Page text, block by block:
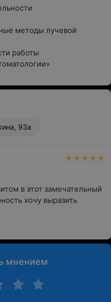
методы лучевой
работы
93а
в этот замечательный
хочу выразить
мнением